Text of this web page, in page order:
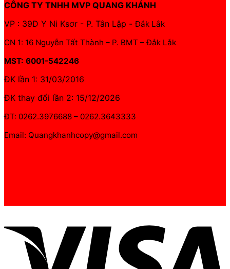
CÔNG TY TNHH MVP QUANG KHÁNH
VP : 39D Y Ni Ksơr - P. Tân Lập -Đắk Lắk
CN 1: 16 Nguyễn Tất Thành – P. BMT – Đắk Lắk
MST: 6001-542246
ĐK lần 1: 31/03/2016
ĐK thay đổi lần 2: 15/12/2026
ĐT: 0262.3976688 – 0262.3643333
Email: Quangkhanhcopy@gmail.com